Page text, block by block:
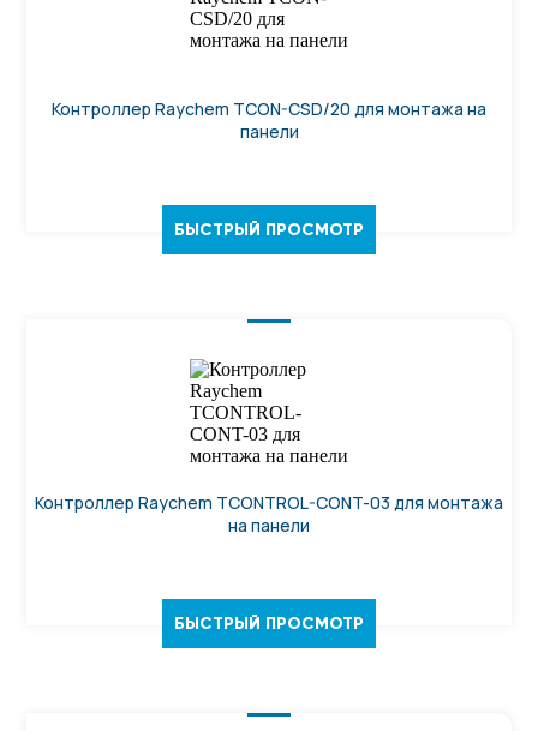
Контроллер Raychem TCON-CSD/20 для монтажа на
панели
БЫСТРЫЙ ПРОСМОТР
Контроллер Raychem TCONTROL-CONT-03 для монтажа
на панели
БЫСТРЫЙ ПРОСМОТР